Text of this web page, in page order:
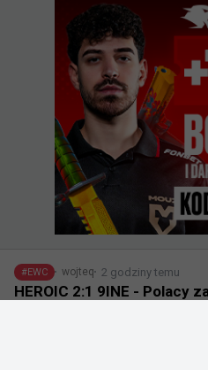
#EWC wojteq 2 godziny temu
HEROIC 2:1 9INE - Polacy